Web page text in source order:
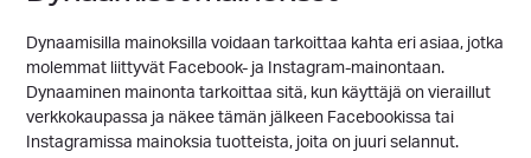
Dynaamisilla mainoksilla voidaan tarkoittaa kahta eri asiaa, jotka
molemmat liittyvät Facebook- ja Instagram-mainontaan.
Dynaaminen mainonta tarkoittaa sitä, kun käyttäjä on vieraillut
verkkokaupassa ja näkee tämän jälkeen Facebookissa tai
Instagramissa mainoksia tuotteista, joita on juuri selannut.